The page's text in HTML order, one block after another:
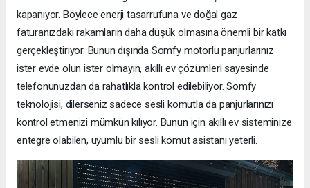
kapanıyor. Böylece enerji tasarrufuna ve doğal gaz
faturanızdaki rakamların daha düşük olmasına önemli bir katkı
gerçekleştiriyor. Bunun dışında Somfy motorlu panjurlarınız
ister evde olun ister olmayın, akıllı ev çözümleri sayesinde
telefonunuzdan da rahatlıkla kontrol edilebiliyor. Somfy
teknolojisi, dilerseniz sadece sesli komutla da panjurlarınızı
kontrol etmenizi mümkün kılıyor. Bunun için akıllı ev sisteminize
entegre olabilen, uyumlu bir sesli komut asistanı yeterli.